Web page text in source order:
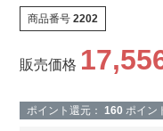
商品番号 2202
販売価格
ポイント還元： 160 ポイン